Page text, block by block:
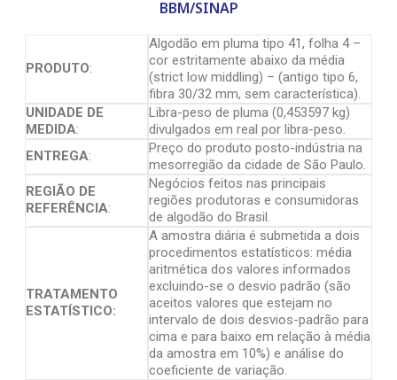
BBM/SINAP
PRODUTO:
Algodão em pluma tipo 41, folha 4 –
cor estritamente abaixo da média
(strict low middling) – (antigo tipo 6,
fibra 30/32 mm, sem característica).
UNIDADE DE
MEDIDA:
Libra-peso de pluma (0,453597 kg)
divulgados em real por libra-peso.
ENTREGA:
Preço do produto posto-indústria na
mesorregião da cidade de São Paulo.
REGIÃO DE
REFERÊNCIA:
Negócios feitos nas principais
regiões produtoras e consumidoras
de algodão do Brasil.
TRATAMENTO
ESTATÍSTICO:
A amostra diária é submetida a dois
procedimentos estatísticos: média
aritmética dos valores informados
excluindo-se o desvio padrão (são
aceitos valores que estejam no
intervalo de dois desvios-padrão para
cima e para baixo em relação à média
da amostra em 10%) e análise do
coeficiente de variação.